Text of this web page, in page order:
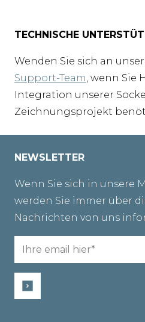
TECHNISCHE
Wenden Sie sich an unser
Support-Team, wenn Sie
Integration unserer
Zeichnungsprojekt
NEWSLETTER
Wenn Sie sich in unsere
werden Sie immer über
Nachrichten von uns
Email
(erforderlich)